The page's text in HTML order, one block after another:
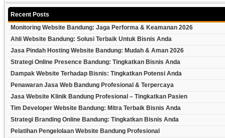
Recent Posts
Monitoring Website Bandung: Jaga Performa & Keamanan 2026
Ahli Website Bandung: Solusi Terbaik Untuk Bisnis Anda
Jasa Pindah Hosting Website Bandung: Mudah & Aman 2026
Strategi Online Presence Bandung: Tingkatkan Bisnis Anda
Dampak Website Terhadap Bisnis: Tingkatkan Potensi Anda
Penawaran Jasa Web Bandung Profesional & Terpercaya
Jasa Website Klinik Bandung Profesional – Tingkatkan Pasien
Tim Developer Website Bandung: Mitra Terbaik Bisnis Anda
Strategi Branding Online Bandung: Tingkatkan Bisnis Anda
Pelatihan Pengelolaan Website Bandung Profesional